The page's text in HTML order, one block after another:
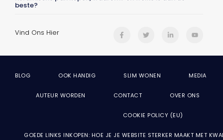
beste?
Vind Ons Hier
BLOG OOK HANDIG SLIM WONEN MEDIA
AUTEUR WORDEN CONTACT OVER ONS
COOKIE POLICY (EU)
GOEDE LINKS INKOPEN: HOE JE JE WEBSITE STERKER MAAKT MET